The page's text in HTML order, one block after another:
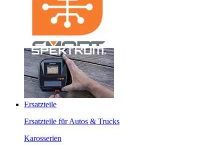
Ersatzteile
Ersatzteile für Autos & Trucks
Karosserien